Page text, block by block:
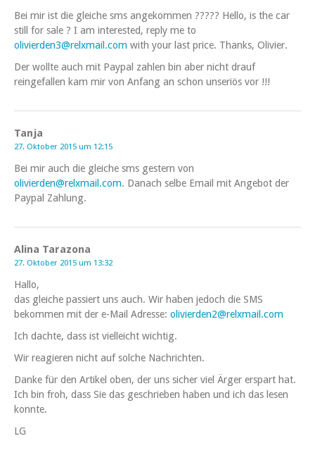
Bei mir ist die gleiche sms angekommen ????? Hello, is the car
still for sale ? I am interested, reply me to
olivierden3@relxmail.com with your last price. Thanks, Olivier.
Der wollte auch mit Paypal zahlen bin aber nicht drauf
reingefallen kam mir von Anfang an schon unseriös vor !!!
Tanja
27. Oktober 2015 um 12:15
Bei mir auch die gleiche sms gestern von
olivierden@relxmail.com. Danach selbe Email mit Angebot der
Paypal Zahlung.
Alina Tarazona
27. Oktober 2015 um 13:32
Hallo,
das gleiche passiert uns auch. Wir haben jedoch die SMS
bekommen mit der e-Mail Adresse: olivierden2@relxmail.com
Ich dachte, dass ist vielleicht wichtig.
Wir reagieren nicht auf solche Nachrichten.
Danke für den Artikel oben, der uns sicher viel Ärger erspart hat.
Ich bin froh, dass Sie das geschrieben haben und ich das lesen
konnte.
LG